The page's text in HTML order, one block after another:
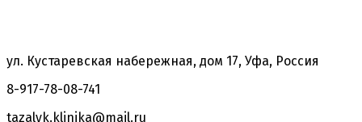
ул. Кустаревская набережная, дом 17, Уфа, Россия
8-917-78-08-741
tazalyk.klinika@mail.ru